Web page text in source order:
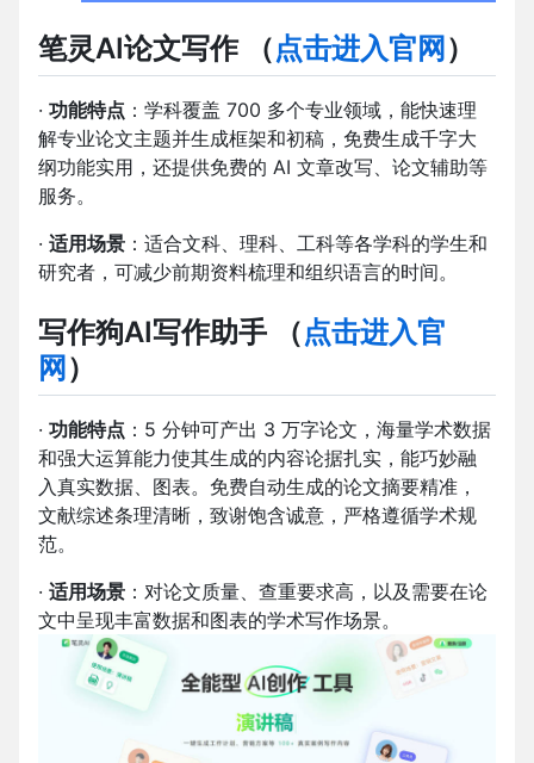
笔灵AI论文写作 （点击进入官网 ）
· 功能特点 ：学科覆盖 700 多个专业领域，能快速理
解专业论文主题并生成框架和初稿，免费生成千字大
纲功能实用，还提供免费的 AI 文章改写、论文辅助等
服务。
· 适用场景 ：适合文科、理科、工科等各学科的学生和
研究者，可减少前期资料梳理和组织语言的时间。
写作狗AI写作助手 （点击进入官
网 ）
· 功能特点 ：5 分钟可产出 3 万字论文，海量学术数据
和强大运算能力使其生成的内容论据扎实，能巧妙融
入真实数据、图表。免费自动生成的论文摘要精准，
文献综述条理清晰，致谢饱含诚意，严格遵循学术规
范。
· 适用场景 ：对论文质量、查重要求高，以及需要在论
文中呈现丰富数据和图表的学术写作场景。